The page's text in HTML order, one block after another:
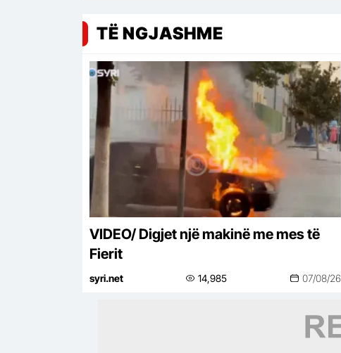
TË NGJASHME
VIDEO/ Digjet një makinë me mes të
Fierit
syri.net 14,985 07/08/26